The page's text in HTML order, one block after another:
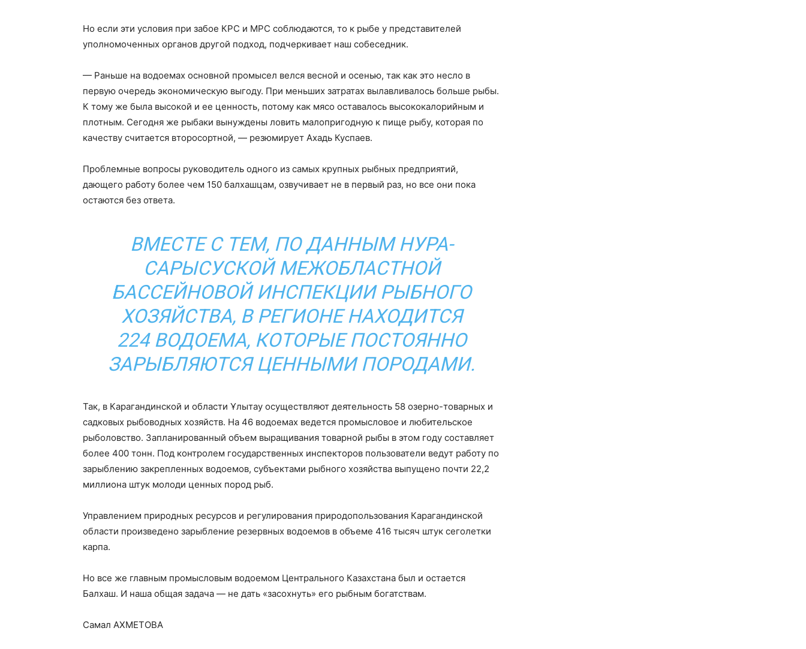
Но если эти условия при забое КРС и МРС соблюдаются, то к рыбе у представителей
уполномоченных органов другой подход, подчеркивает наш собеседник.
— Раньше на водоемах основной промысел велся весной и осенью, так как это несло в
первую очередь экономическую выгоду. При меньших затратах вылавливалось больше рыбы.
К тому же была высокой и ее ценность, потому как мясо оставалось высококалорийным и
плотным. Сегодня же рыбаки вынуждены ловить малопригодную к пище рыбу, которая по
качеству считается второсортной, — резюмирует Ахадь Куспаев.
Проблемные вопросы руководитель одного из самых крупных рыбных предприятий,
дающего работу более чем 150 балхашцам, озвучивает не в первый раз, но все они пока
остаются без ответа.
ВМЕСТЕ С ТЕМ, ПО ДАННЫМ НУРА-
САРЫСУСКОЙ МЕЖОБЛАСТНОЙ
БАССЕЙНОВОЙ ИНСПЕКЦИИ РЫБНОГО
ХОЗЯЙСТВА, В РЕГИОНЕ НАХОДИТСЯ
224 ВОДОЕМА, КОТОРЫЕ ПОСТОЯННО
ЗАРЫБЛЯЮТСЯ ЦЕННЫМИ ПОРОДАМИ.
Так, в Карагандинской и области Ұлытау осуществляют деятельность 58 озерно-товарных и
садковых рыбоводных хозяйств. На 46 водоемах ведется промысловое и любительское
рыболовство. Запланированный объем выращивания товарной рыбы в этом году составляет
более 400 тонн. Под контролем государственных инспекторов пользователи ведут работу по
зарыблению закрепленных водоемов, субъектами рыбного хозяйства выпущено почти 22,2
миллиона штук молоди ценных пород рыб.
Управлением природных ресурсов и регулирования природопользования Карагандинской
области произведено зарыбление резервных водоемов в объеме 416 тысяч штук сеголетки
карпа.
Но все же главным промысловым водоемом Центрального Казахстана был и остается
Балхаш. И наша общая задача — не дать «засохнуть» его рыбным богатствам.
Самал АХМЕТОВА